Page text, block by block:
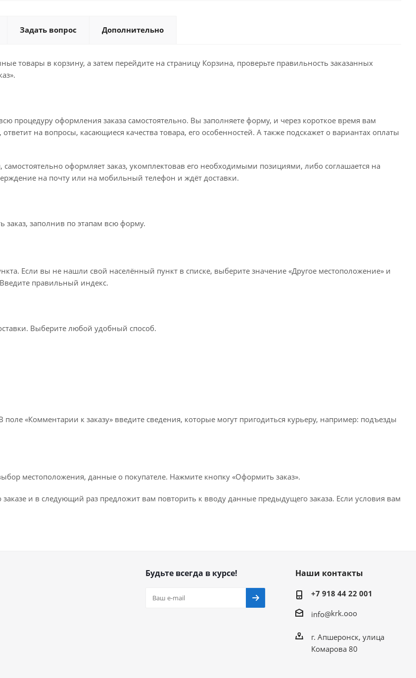
Задать вопрос Дополнительно
товары в корзину, а затем перейдите на страницу Корзина, проверьте правильность заказанных
процедуру оформления заказа самостоятельно. Вы заполняете форму, и через короткое время вам
на вопросы, касающиеся качества товара, его особенностей. А также подскажет о вариантах оплаты
оформляет заказ, укомплектовав его необходимыми позициями, либо соглашается на
на почту или на мобильный телефон и ждёт доставки.
заполнив по этапам всю форму.
Если вы не нашли свой населённый пункт в списке, выберите значение «Другое местоположение» и
правильный индекс.
Выберите любой удобный способ.
«Комментарии к заказу» введите сведения, которые могут пригодиться курьеру, например: подъезды
местоположения, данные о покупателе. Нажмите кнопку «Оформить заказ».
и в следующий раз предложит вам повторить к вводу данные предыдущего заказа. Если условия вам
Будьте всегда в курсе! Наши контакты
+7 918 44 22 001
info@krk.ooo
г. Апшеронск, улица
Комарова 80